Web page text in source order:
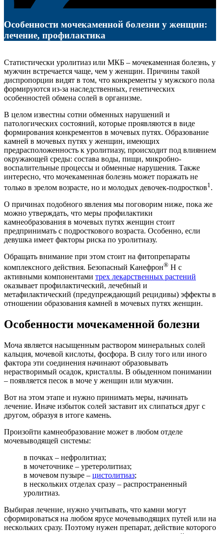
Особенности мочекаменной болезни у женщин:
лечение, профилактика
Статистически уролитиаз или МКБ – мочекаменная болезнь, у
мужчин встречается чаще, чем у женщин. Причины такой
диспропорции видят в том, что конкременты у мужского пола
формируются из-за наследственных, генетических
особенностей обмена солей в организме.
В целом известны сотни обменных нарушений и
патологических состояний, которые проявляются в виде
формирования конкрементов в мочевых путях. Образование
камней в мочевых путях у женщин, имеющих
предрасположенность к уролитиазу, происходит под влиянием
окружающей среды: состава воды, пищи, микробно-
воспалительные процессы и обменные нарушения. Также
интересно, что мочекаменная болезнь может поражать не
только в зрелом возрасте, но и молодых девочек-подростков1.
О причинах подобного явления мы поговорим ниже, пока же
можно утверждать, что меры профилактики
камнеобразования в мочевых путях женщин стоит
предпринимать с подросткового возраста. Особенно, если
девушка имеет факторы риска по уролитиазу.
Обращать внимание при этом стоит на фитопрепараты
комплексного действия. Безопасный Канефрон® H с
активными компонентами трех лекарственных растений
оказывает профилактический, лечебный и
метафилактический (предупреждающий рецидивы) эффекты в
отношении образования камней в мочевых путях женщин.
Особенности мочекаменной болезни
Моча является насыщенным раствором минеральных солей
кальция, мочевой кислоты, фосфора. В силу того или иного
фактора эти соединения начинают образовывать
нерастворимый осадок, кристаллы. В обыденном понимании
– появляется песок в моче у женщин или мужчин.
Вот на этом этапе и нужно принимать меры, начинать
лечение. Иначе избыток солей заставит их слипаться друг с
другом, образуя в итоге камень.
Произойти камнеобразование может в любом отделе
мочевыводящей системы:
в почках – нефролитиаз;
в мочеточнике – уретеролитиаз;
в мочевом пузыре – цистолитиаз;
в нескольких отделах сразу – распространенный
уролитиаз.
Выбирая лечение, нужно учитывать, что камни могут
сформироваться на любом ярусе мочевыводящих путей или на
нескольких сразу. Поэтому нужен препарат, действие которого